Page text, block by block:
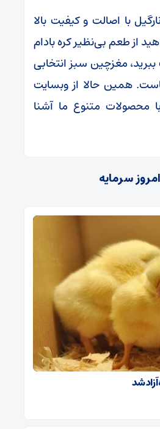
با اصالت و کیفیت بالا
از طعم بی‌نظیر کره بادام
مغزچین سبز انتخابی
همین حالا از وبسایت
محصولات متنوع ما آشنا
سرمایه
شد